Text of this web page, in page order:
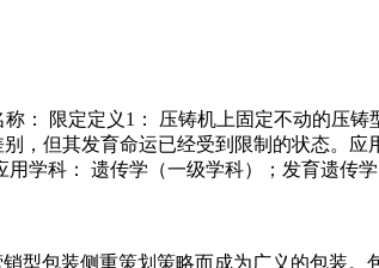
称： 限定定义1： 压铸机上固定不动的
，但其发育命运已经受到限制的状态。
学科： 遗传学（一级学科）；发育遗传学
型包装侧重策划策略而成为广义的包装